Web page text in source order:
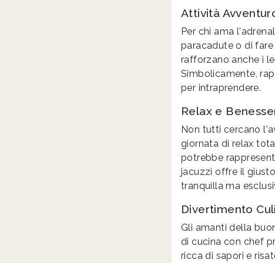
Attività
Per chi ama
paracadute o di
rafforzano anche i
Simbolicamente,
per intraprendere.
Relax e
Non tutti cercano
giornata di relax
potrebbe
jacuzzi offre il
tranquilla ma
Divertimento
Gli amanti della
di cucina con chef
ricca di sapori e